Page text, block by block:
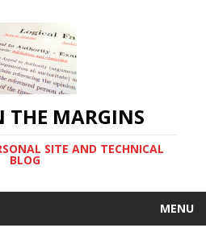
THE MARGINS
SITE AND TECHNICAL
BLOG
MENU